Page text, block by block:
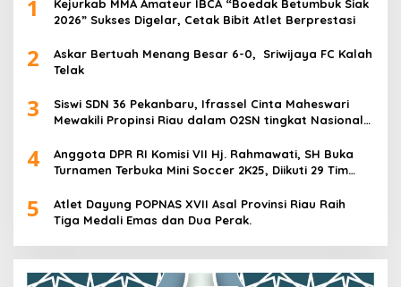
1
Kejurkab MMA Amateur IBCA “Boedak Betumbuk Siak
2026” Sukses Digelar, Cetak Bibit Atlet Berprestasi
2
Askar Bertuah Menang Besar 6-0, Sriwijaya FC Kalah
Telak
3
Siswi SDN 36 Pekanbaru, Ifrassel Cinta Maheswari
Mewakili Propinsi Riau dalam O2SN tingkat Nasional
4
Anggota DPR RI Komisi VII Hj. Rahmawati, SH Buka
Turnamen Terbuka Mini Soccer 2K25, Diikuti 29 Tim
5
Atlet Dayung POPNAS XVII Asal Provinsi Riau Raih
Tiga Medali Emas dan Dua Perak.